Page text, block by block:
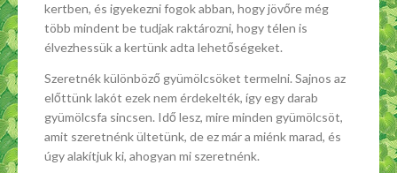
kertben, és igyekezni fogok abban, hogy jövőre még
több mindent be tudjak raktározni, hogy télen is
élvezhessük a kertünk adta lehetőségeket.
Szeretnék különböző gyümölcsöket termelni. Sajnos az
előttünk lakót ezek nem érdekelték, így egy darab
gyümölcsfa sincsen. Idő lesz, mire minden gyümölcsöt,
amit szeretnénk ültetünk, de ez már a miénk marad, és
úgy alakítjuk ki, ahogyan mi szeretnénk.